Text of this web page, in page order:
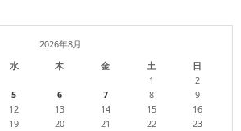
2026年8月
水 木 金 土 日
1
2
5 6 7 8
9
12 13 14 15
16
19 20 21 22
23